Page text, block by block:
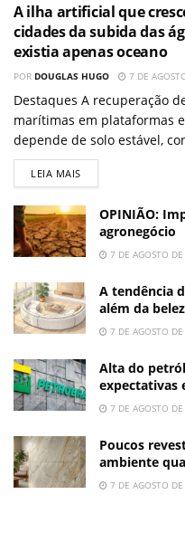
A ilha artificial que
cidades da subida das
existia apenas oceano
POR DOUGLAS HUGO 7 DE
Destaques A recuperação
marítimas em plataformas
depende de solo estável,
LEIA MAIS
OPINIÃO:
agronegócio
7 DE AGOSTO
A tendência
além da
7 DE AGOSTO
Alta do
expectativas
7 DE AGOSTO
Poucos
ambiente
7 DE AGOSTO